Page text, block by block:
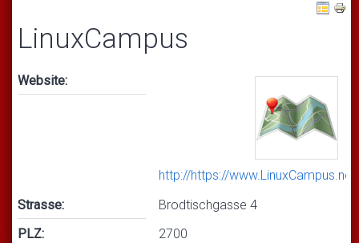
LinuxCampus
Website:
http://https://www.LinuxCampus.net
Strasse:
Brodtischgasse 4
PLZ:
2700